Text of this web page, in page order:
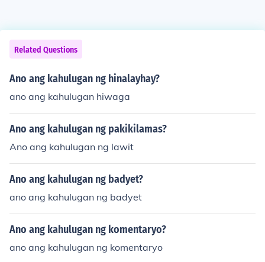
Related Questions
Ano ang kahulugan ng hinalayhay?
ano ang kahulugan hiwaga
Ano ang kahulugan ng pakikilamas?
Ano ang kahulugan ng lawit
Ano ang kahulugan ng badyet?
ano ang kahulugan ng badyet
Ano ang kahulugan ng komentaryo?
ano ang kahulugan ng komentaryo